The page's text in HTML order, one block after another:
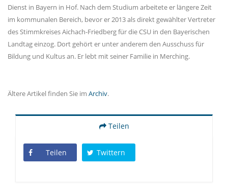
Dienst in Bayern in Hof. Nach dem Studium arbeitete er längere Zeit
im kommunalen Bereich, bevor er 2013 als direkt gewählter Vertreter
des Stimmkreises Aichach-Friedberg für die CSU in den Bayerischen
Landtag einzog. Dort gehört er unter anderem den Ausschuss für
Bildung und Kultus an. Er lebt mit seiner Familie in Merching.
Ältere Artikel finden Sie im Archiv.
Teilen
Teilen Twittern